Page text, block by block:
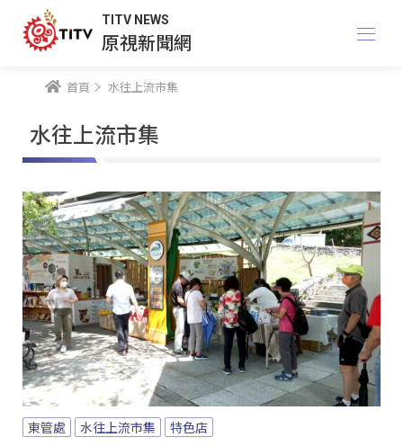
TITV NEWS
原視新聞網
首頁 水往上流市集
水往上流市集
東管處 水往上流市集 特色店